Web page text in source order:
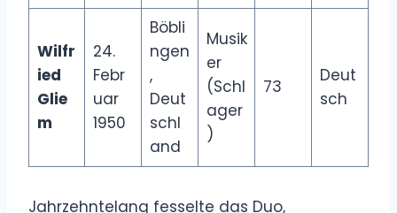
Wilfr
ied
Glie
m
24.
Febr
uar
1950
Böbli
ngen
,
Deut
schl
and
Musik
er
(Schl
ager
)
73
Deut
sch
Jahrzehntelang fesselte das Duo,